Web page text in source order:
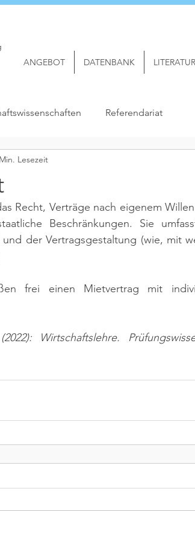
ANGEBOT DATENBANK LITERATUR
Referendariat
Lesezeit
Recht, Verträge nach eigenem
Beschränkungen. Sie
der Vertragsgestaltung (wie, mit
frei einen Mietvertrag mit
Wirtschaftslehre.